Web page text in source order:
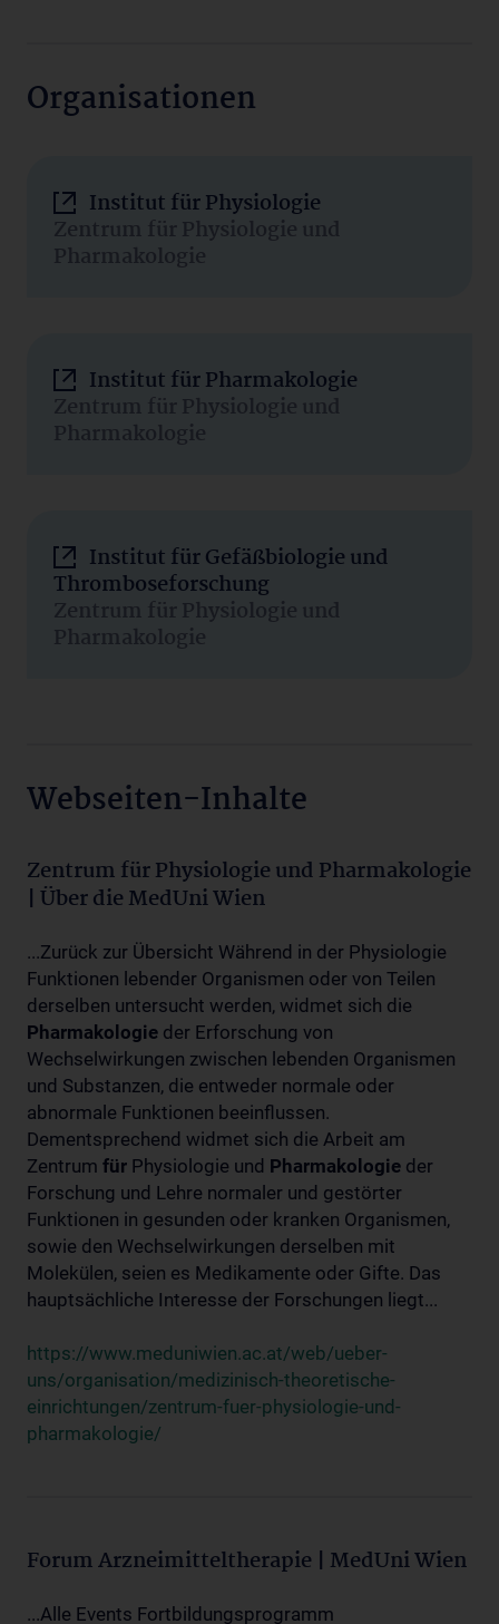
Organisationen
Institut für Physiologie
Zentrum für Physiologie und
Pharmakologie
Institut für Pharmakologie
Zentrum für Physiologie und
Pharmakologie
Institut für Gefäßbiologie und
Thromboseforschung
Zentrum für Physiologie und
Pharmakologie
Webseiten-Inhalte
Zentrum für Physiologie und Pharmakologie
| Über die MedUni Wien
...Zurück zur Übersicht Während in der Physiologie
Funktionen lebender Organismen oder von Teilen
derselben untersucht werden, widmet sich die
Pharmakologie der Erforschung von
Wechselwirkungen zwischen lebenden Organismen
und Substanzen, die entweder normale oder
abnormale Funktionen beeinflussen.
Dementsprechend widmet sich die Arbeit am
Zentrum für Physiologie und Pharmakologie der
Forschung und Lehre normaler und gestörter
Funktionen in gesunden oder kranken Organismen,
sowie den Wechselwirkungen derselben mit
Molekülen, seien es Medikamente oder Gifte. Das
hauptsächliche Interesse der Forschungen liegt...
https://www.meduniwien.ac.at/web/ueber-
uns/organisation/medizinisch-theoretische-
einrichtungen/zentrum-fuer-physiologie-und-
pharmakologie/
Forum Arzneimitteltherapie | MedUni Wien
...Alle Events Fortbildungsprogramm